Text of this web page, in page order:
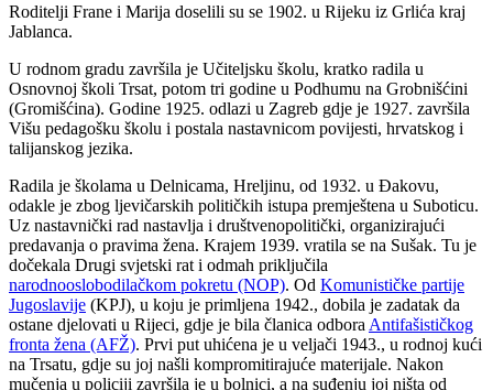
Roditelji Frane i Marija doselili su se 1902. u Rijeku iz Grlića kraj
Jablanca.
U rodnom gradu završila je Učiteljsku školu, kratko radila u
Osnovnoj školi Trsat, potom tri godine u Podhumu na Grobnišćini
(Gromišćina). Godine 1925. odlazi u Zagreb gdje je 1927. završila
Višu pedagošku školu i postala nastavnicom povijesti, hrvatskog i
talijanskog jezika.
Radila je školama u Delnicama, Hreljinu, od 1932. u Đakovu,
odakle je zbog ljevičarskih političkih istupa premještena u Suboticu.
Uz nastavnički rad nastavlja i društvenopolitički, organizirajući
predavanja o pravima žena. Krajem 1939. vratila se na Sušak. Tu je
dočekala Drugi svjetski rat i odmah priključila
narodnooslobodilačkom pokretu (NOP). Od Komunističke partije
Jugoslavije (KPJ), u koju je primljena 1942., dobila je zadatak da
ostane djelovati u Rijeci, gdje je bila članica odbora Antifašističkog
fronta žena (AFŽ). Prvi put uhićena je u veljači 1943., u rodnoj kući
na Trsatu, gdje su joj našli kompromitirajuće materijale. Nakon
mučenja u policiji završila je u bolnici, a na suđenju joj ništa od